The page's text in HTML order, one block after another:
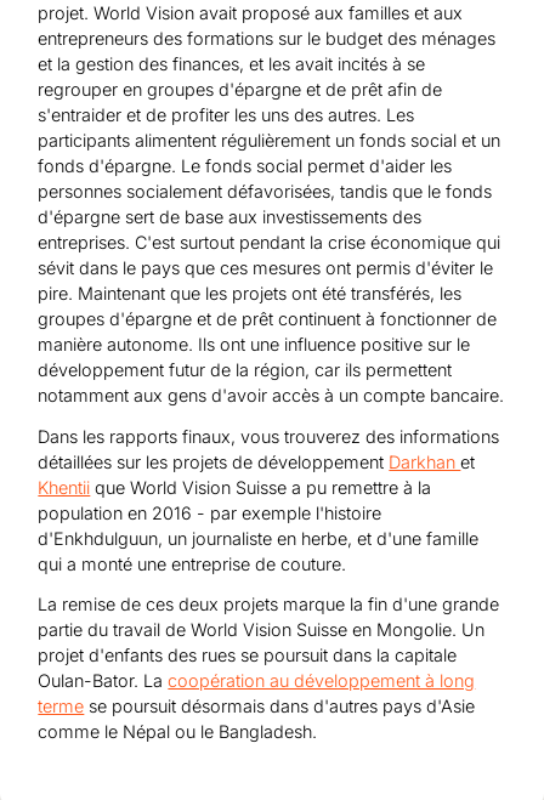
projet. World Vision avait proposé aux familles et aux
entrepreneurs des formations sur le budget des ménages
et la gestion des finances, et les avait incités à se
regrouper en groupes d'épargne et de prêt afin de
s'entraider et de profiter les uns des autres. Les
participants alimentent régulièrement un fonds social et un
fonds d'épargne. Le fonds social permet d'aider les
personnes socialement défavorisées, tandis que le fonds
d'épargne sert de base aux investissements des
entreprises. C'est surtout pendant la crise économique qui
sévit dans le pays que ces mesures ont permis d'éviter le
pire. Maintenant que les projets ont été transférés, les
groupes d'épargne et de prêt continuent à fonctionner de
manière autonome. Ils ont une influence positive sur le
développement futur de la région, car ils permettent
notamment aux gens d'avoir accès à un compte bancaire.
Dans les rapports finaux, vous trouverez des informations
détaillées sur les projets de développement Darkhanet
Khentii que World Vision Suisse a pu remettre à la
population en 2016 - par exemple l'histoire
d'Enkhdulguun, un journaliste en herbe, et d'une famille
qui a monté une entreprise de couture.
La remise de ces deux projets marque la fin d'une grande
partie du travail de World Vision Suisse en Mongolie. Un
projet d'enfants des rues se poursuit dans la capitale
Oulan-Bator. Lacoopération au développement à long
terme se poursuit désormais dans d'autres pays d'Asie
comme le Népal ou le Bangladesh.